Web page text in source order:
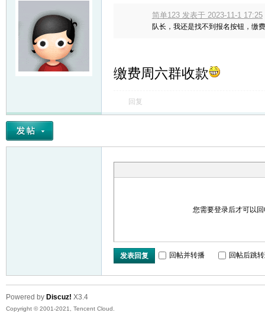
简单123 发表于 2023-11-1 17:25
队长，我还是找不到报名按钮，缴
缴费周六群收款
回复
您需要登录后才可以
发表回复 回帖并转播 回帖后跳
Powered by Discuz! X3.4
Copyright © 2001-2021, Tencent Cloud.